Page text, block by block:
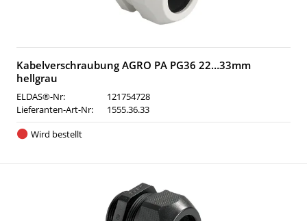
Kabelverschraubung AGRO PA PG36 22…33mm
hellgrau
ELDAS®-Nr:
121754728
Lieferanten-Art-Nr:
1555.36.33
Wird bestellt